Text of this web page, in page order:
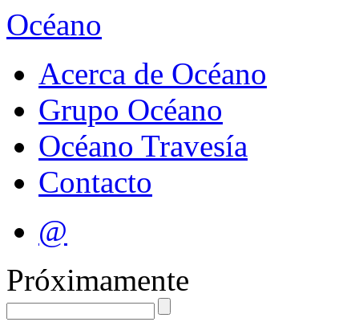
Océano
Acerca de Océano
Grupo Océano
Océano Travesía
Contacto
@
Próximamente